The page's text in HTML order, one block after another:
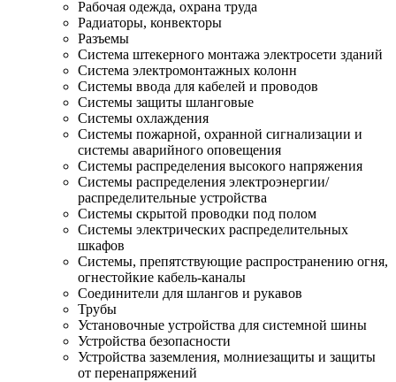
Рабочая одежда, охрана труда
Радиаторы, конвекторы
Разъемы
Система штекерного монтажа электросети зданий
Система электромонтажных колонн
Системы ввода для кабелей и проводов
Системы защиты шланговые
Системы охлаждения
Системы пожарной, охранной сигнализации и
системы аварийного оповещения
Системы распределения высокого напряжения
Системы распределения электроэнергии/
распределительные устройства
Системы скрытой проводки под полом
Системы электрических распределительных
шкафов
Системы, препятствующие распространению огня,
огнестойкие кабель-каналы
Соединители для шлангов и рукавов
Трубы
Установочные устройства для системной шины
Устройства безопасности
Устройства заземления, молниезащиты и защиты
от перенапряжений